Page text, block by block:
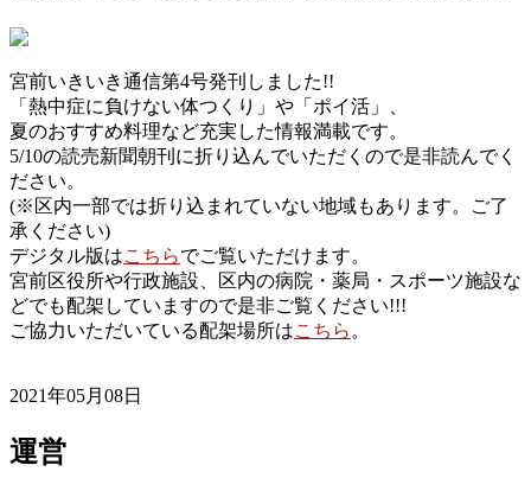
宮前いきいき通信第4号発刊しました!!
「熱中症に負けない体つくり」や「ポイ活」、
夏のおすすめ料理など充実した情報満載です。
5/10の読売新聞朝刊に折り込んでいただくので是非読んでく
ださい。
(※区内一部では折り込まれていない地域もあります。ご了
承ください)
デジタル版はこちらでご覧いただけます。
宮前区役所や行政施設、区内の病院・薬局・スポーツ施設な
どでも配架していますので是非ご覧ください!!!
ご協力いただいている配架場所はこちら 。
2021年05月08日
運営